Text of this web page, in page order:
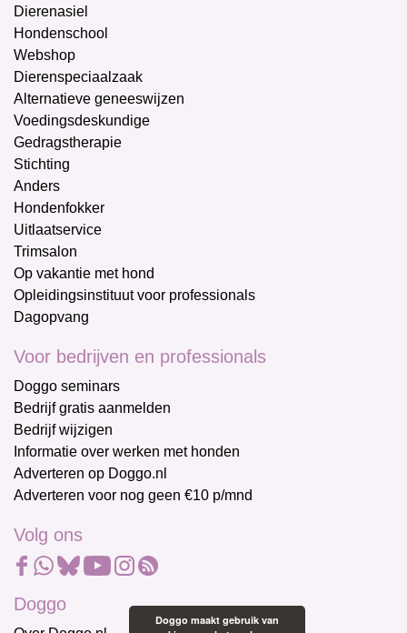
Dierenasiel
Hondenschool
Webshop
Dierenspeciaalzaak
Alternatieve geneeswijzen
Voedingsdeskundige
Gedragstherapie
Stichting
Anders
Hondenfokker
Uitlaatservice
Trimsalon
Op vakantie met hond
Opleidingsinstituut voor professionals
Dagopvang
Voor bedrijven en professionals
Doggo seminars
Bedrijf gratis aanmelden
Bedrijf wijzigen
Informatie over werken met honden
Adverteren op Doggo.nl
Adverteren voor nog geen €10 p/mnd
Volg ons
Doggo
Doggo maakt gebruik van